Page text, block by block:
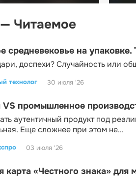
Читаемое
средневековье на упаковке.
доспехи? Случайность или
технолог 30 июля '26
VS промышленное
аутентичный продукт под
Еще сложнее при этом не...
03 июля '26
карта «Честного знака» для